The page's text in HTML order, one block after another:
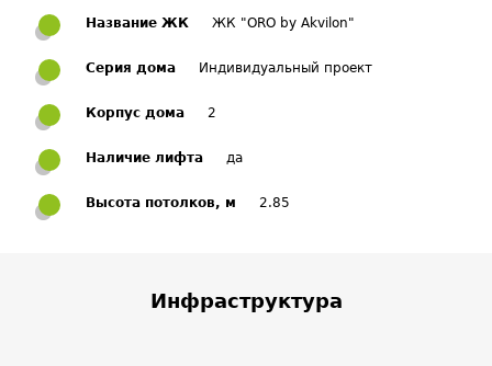
Название ЖК ЖК "ORO by Akvilon"
Серия дома Индивидуальный проект
Корпус дома 2
Наличие лифта да
Высота потолков, м 2.85
Инфраструктура